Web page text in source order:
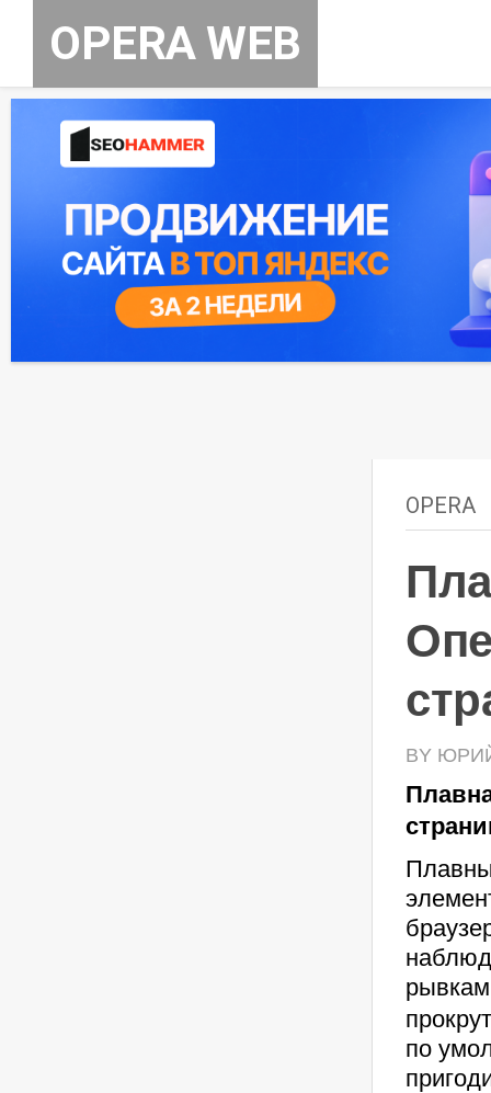
contentOPERA WEB
OPERA
BY
по